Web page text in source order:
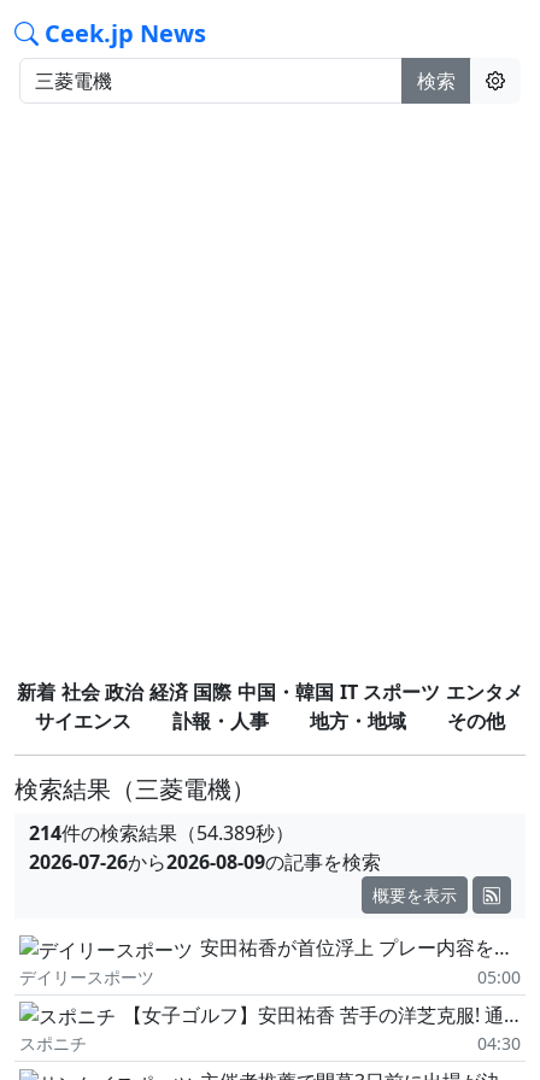
Ceek.jp News
検索
新着 社会 政治 経済 国際 中国・韓国 IT スポーツ エンタメ
サイエンス
訃報・人事 地方・地域 その他
検索結果 （三菱電機）
214件の検索結果（54.389秒）
2026-07-26から2026-08-09の記事を検索
概要を表示
安田祐香が首位浮上 プレー内容を自賛「ミスの少ないゴルフできた」 3年連続勝利へ「最終日はいい1日に。おいしものをい食べて頑張る」
デイリースポーツ 05:00
【女子ゴルフ】安田祐香 苦手の洋芝克服! 通算5アンダーで首位タイ浮上「優勝争い楽しみたい」
スポニチ 04:30